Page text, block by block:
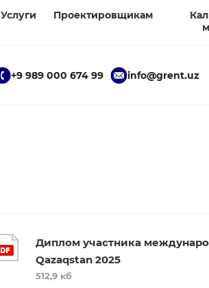
Услуги Проектировщикам
+9 989 000 674 99 info@grent.uz
Диплом участника
Qazaqstan 2025
512,9 кб